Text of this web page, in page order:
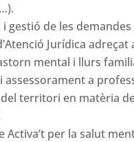
gestió de les demandes
Jurídica adreçat
mental i llurs
assessorament a
territori en matèria
Activa’t per la salut